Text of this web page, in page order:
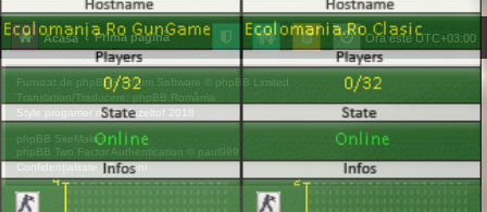
Acasă Prima pagină Ora este UTC+03:00
Furnizat de phpBB® Forum Software © phpBB Limited
Translation/Traducere: phpBB România
Style progamer de ©Mazeltof 2018
phpBB SiteMaker
phpBB Two Factor Authentication © paul999
Confidențialitate |Termeni